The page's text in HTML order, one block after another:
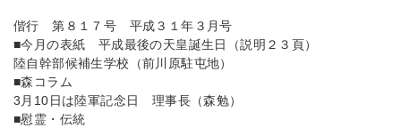
偕行 第８１７号 平成３１年３月号
■今月の表紙 平成最後の天皇誕生日（説明２３頁）
陸自幹部候補生学校（前川原駐屯地）
■森コラム
3月10日は陸軍記念日 理事長（森勉）
■慰霊・伝統